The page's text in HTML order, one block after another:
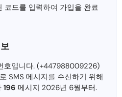
코드를 입력하여 가입을 완료
호입니다. (+447988009226)
SMS 메시지를 수신하기 위해
196 메시지 2026년 6월부터.